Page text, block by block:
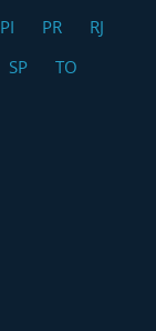
PI PR
RJ
SP TO